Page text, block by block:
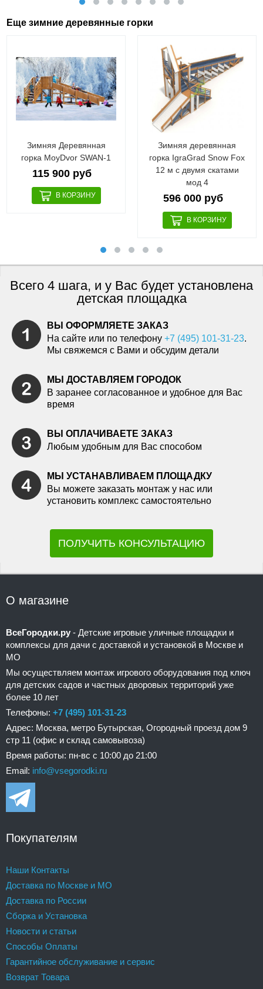
Еще зимние деревянные горки
Зимняя Деревянная
горка MoyDvor SWAN-1
115 900 руб
Зимняя деревянная
горка IgraGrad Snow Fox
12 м с двумя скатами
мод 4
596 000 руб
Всего 4 шага, и у Вас будет установлена
детская площадка
ВЫ ОФОРМЛЯЕТЕ ЗАКАЗ
На сайте или по телефону +7 (495) 101-31-23.
Мы свяжемся с Вами и обсудим детали
МЫ ДОСТАВЛЯЕМ ГОРОДОК
В заранее согласованное и удобное для Вас
время
ВЫ ОПЛАЧИВАЕТЕ ЗАКАЗ
Любым удобным для Вас способом
МЫ УСТАНАВЛИВАЕМ ПЛОЩАДКУ
Вы можете заказать монтаж у нас или
установить комплекс самостоятельно
ПОЛУЧИТЬ КОНСУЛЬТАЦИЮ
О магазине
ВсеГородки.ру - Детские игровые уличные площадки и
комплексы для дачи с доставкой и установкой в Москве и
МО
Мы осуществляем монтаж игрового оборудования под ключ
для детских садов и частных дворовых территорий уже
более 10 лет
Телефоны: +7 (495) 101-31-23
Адрес: Москва, метро Бутырская, Огородный проезд дом 9
стр 11 (офис и склад самовывоза)
Время работы: пн-вс с 10:00 до 21:00
Email: info@vsegorodki.ru
Покупателям
Наши Контакты
Доставка по Москве и МО
Доставка по России
Сборка и Установка
Новости и статьи
Способы Оплаты
Гарантийное обслуживание и сервис
Возврат Товара